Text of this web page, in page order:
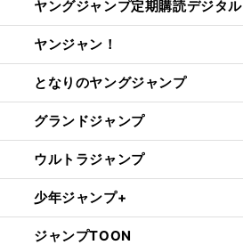
ヤングジャンプ定期購読デジタル
ヤンジャン！
となりのヤングジャンプ
グランドジャンプ
ウルトラジャンプ
少年ジャンプ+
ジャンプTOON